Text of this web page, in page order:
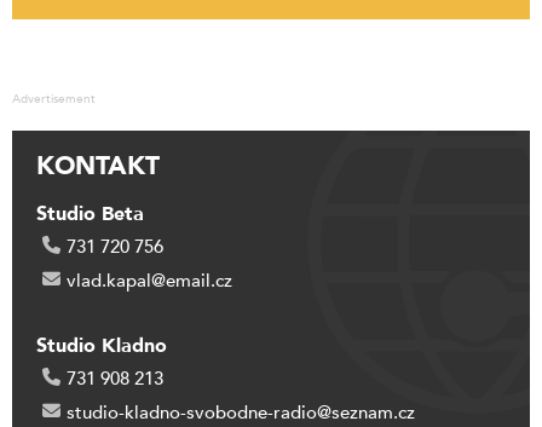
Advertisement
KONTAKT
Studio Beta
731 720 756
vlad.kapal@email.cz
Studio Kladno
731 908 213
studio-kladno-svobodne-radio@seznam.cz